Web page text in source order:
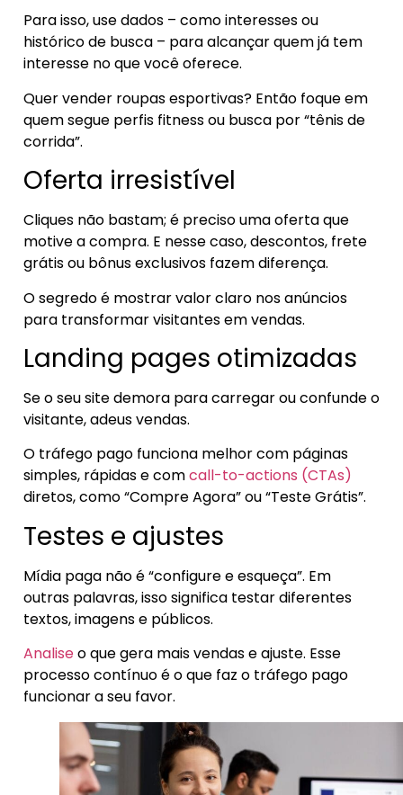
Para isso, use dados – como interesses ou
histórico de busca – para alcançar quem já tem
interesse no que você oferece.
Quer vender roupas esportivas? Então foque em
quem segue perfis fitness ou busca por “tênis de
corrida”.
Oferta irresistível
Cliques não bastam; é preciso uma oferta que
motive a compra. E nesse caso, descontos, frete
grátis ou bônus exclusivos fazem diferença.
O segredo é mostrar valor claro nos anúncios
para transformar visitantes em vendas.
Landing pages otimizadas
Se o seu site demora para carregar ou confunde o
visitante, adeus vendas.
O tráfego pago funciona melhor com páginas
simples, rápidas e comcall-to-actions (CTAs)
diretos, como “Compre Agora” ou “Teste Grátis”.
Testes e ajustes
Mídia paga não é “configure e esqueça”. Em
outras palavras, isso significa testar diferentes
textos, imagens e públicos.
Analiseo que gera mais vendas e ajuste. Esse
processo contínuo é o que faz o tráfego pago
funcionar a seu favor.